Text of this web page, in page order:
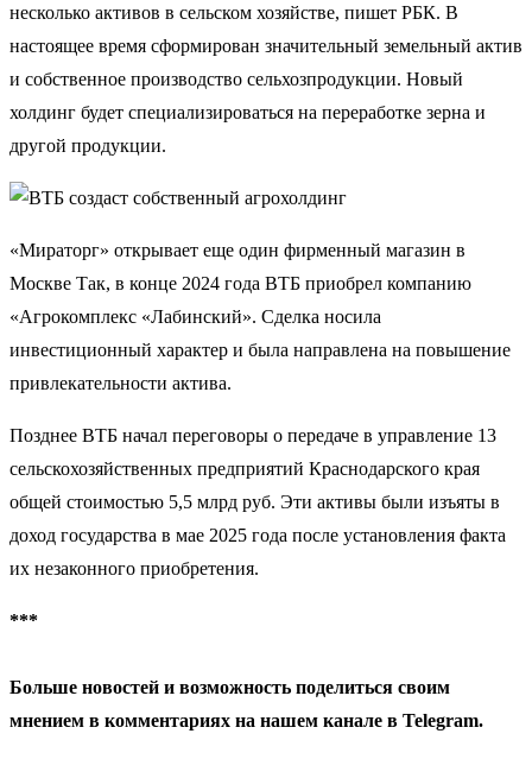
несколько активов в сельском хозяйстве, пишет РБК. В
настоящее время сформирован значительный земельный актив
и собственное производство сельхозпродукции. Новый
холдинг будет специализироваться на переработке зерна и
другой продукции.
«Мираторг» открывает еще один фирменный магазин в
Москве Так, в конце 2024 года ВТБ приобрел компанию
«Агрокомплекс «Лабинский». Сделка носила
инвестиционный характер и была направлена на повышение
привлекательности актива.
Позднее ВТБ начал переговоры о передаче в управление 13
сельскохозяйственных предприятий Краснодарского края
общей стоимостью 5,5 млрд руб. Эти активы были изъяты в
доход государства в мае 2025 года после установления факта
их незаконного приобретения.
***
Больше новостей и возможность поделиться своим
мнением в комментариях на нашем канале в Telegram.